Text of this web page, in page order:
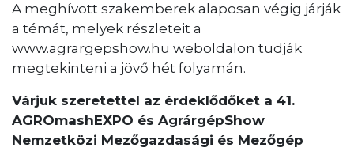
A meghívott szakemberek alaposan végig járják
a témát, melyek részleteit a
www.agrargepshow.hu weboldalon tudják
megtekinteni a jövő hét folyamán.
Várjuk szeretettel az érdeklődőket a 41.
AGROmashEXPO és AgrárgépShow
Nemzetközi Mezőgazdasági és Mezőgép